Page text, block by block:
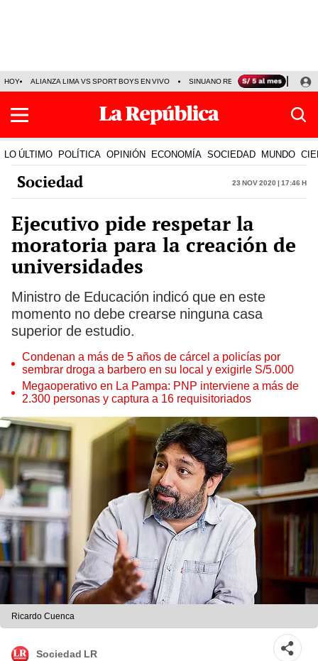
HOY ALIANZA LIMA VS SPORT BOYS EN VIVO SINUANO RESULTADOS HOY
LO ÚLTIMO POLÍTICA OPINIÓN ECONOMÍA SOCIEDAD MUNDO
Sociedad 23 Nov 2020 | 17:46 h
Ejecutivo pide respetar la
moratoria para la creación de
universidades
Ministro de Educación indicó que en este
momento no debe crearse ninguna casa
superior de estudio.
Condenan a más de 5 años de cárcel a policías por
sembrar droga a barbero en su local y exigirle S/5.000
Megaoperativo en La Pampa: PNP interviene a más de
2.300 personas y captura a 16 requisitoriados
Ricardo Cuenca
Sociedad LR